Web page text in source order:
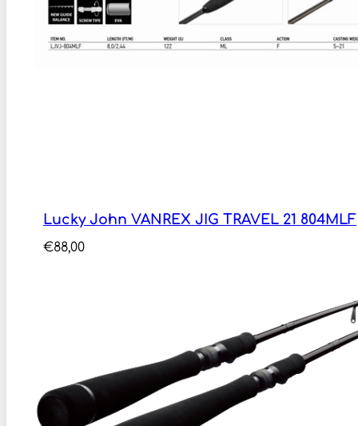
Lucky John VANREX JIG TRAVEL 21 804MLF
€88,00